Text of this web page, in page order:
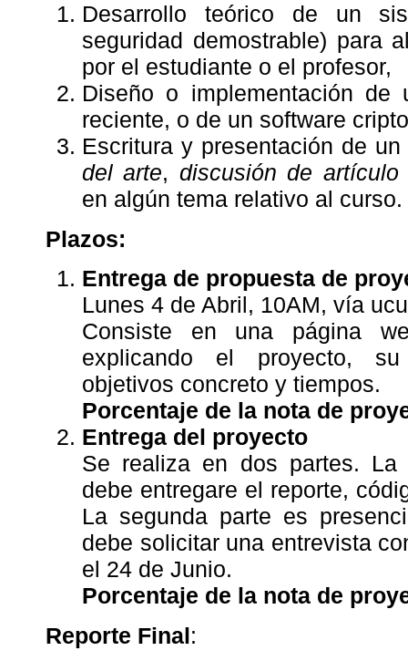
Desarrollo teórico de un
seguridad demostrable) para
por el estudiante o el profesor,
Diseño o implementación de
reciente, o de un software
Escritura y presentación de
del arte, discusión de artículo
en algún tema relativo al curso.
Plazos:
Entrega de propuesta de
Lunes 4 de Abril, 10AM, vía
Consiste en una página
explicando el proyecto, su
objetivos concreto y tiempos.
Porcentaje de la nota de
Entrega del proyecto
Se realiza en dos partes.
debe entregare el reporte,
La segunda parte es
debe solicitar una entrevista
el 24 de Junio.
Porcentaje de la nota de
Reporte Final: